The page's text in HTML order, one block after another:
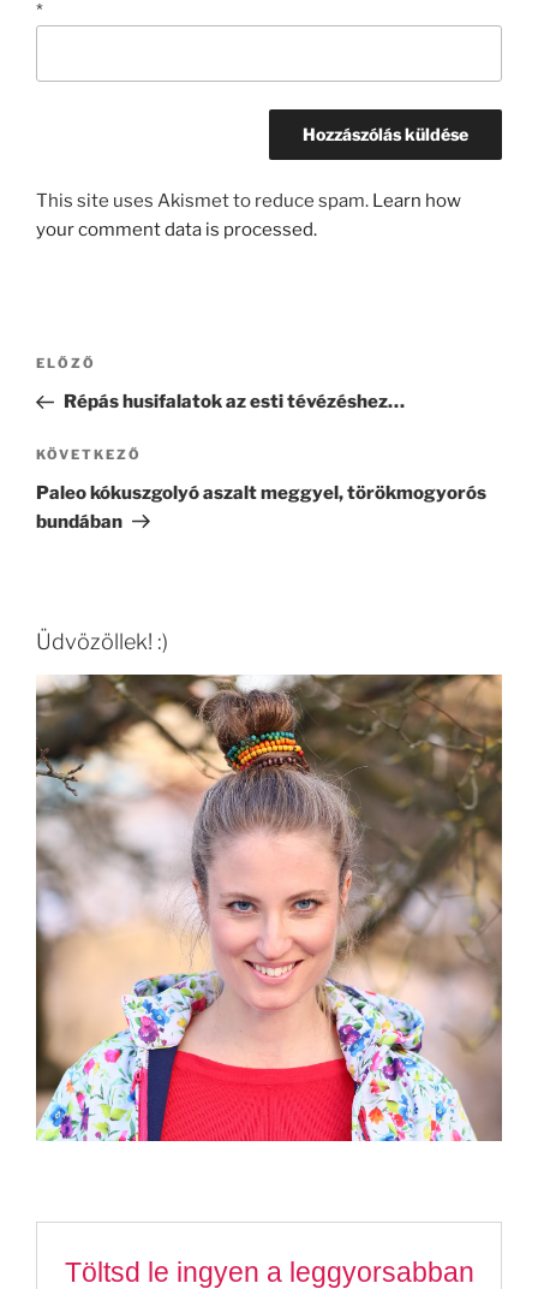
*
This site uses Akismet to reduce spam. Learn how
your comment data is processed.
Bejegyzés
Korábbi
bejegyzés
ELŐZŐ
Répás husifalatok az esti tévézéshez…
Következő
bejegyzés
KÖVETKEZŐ
Paleo kókuszgolyó aszalt meggyel, törökmogyorós
bundában
Üdvözöllek! :)
Töltsd le ingyen a leggyorsabban